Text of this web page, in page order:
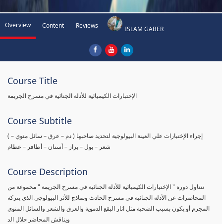
Overview Content Reviews ISLAM GABER
Course Title
الإختبارات الكيميائية للأدلة الجنائية في مسرح الجريمة
Course Subtitle
( إجراء الإختبارات علي العينة البيولوجية لتحديد صاحبها ( دم – عرق – سائل منوي –
شعر – بول – براز – أسنان – أظافر – عظام
Course Description
تتناول دورة " الإختبارات الكيميائية للأدلة الجنائية في مسرح الجريمة " مجموعة من
المحاضرات عن الأدلة الجنائية في مسرح الحادث ونماذج للأثر البيولوجي الذي يتركه
المجرم أو يكون بسبب الضحية مثل اثار البقع الدموية والعرق والشعر والسائل المنوي
ويناقش المحاضر خلال الد